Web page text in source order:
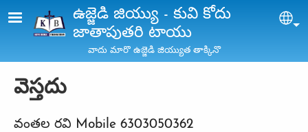
Skip to main contentఉజ్జెడి జియ్యు - కువి కోదు
జాతాపుతరి టాయు
వాదు మారొ ఉజ్జెడి జియ్యుత తాక్కినొ
వెస్తదు
వంతల రవి Mobile 6303050362